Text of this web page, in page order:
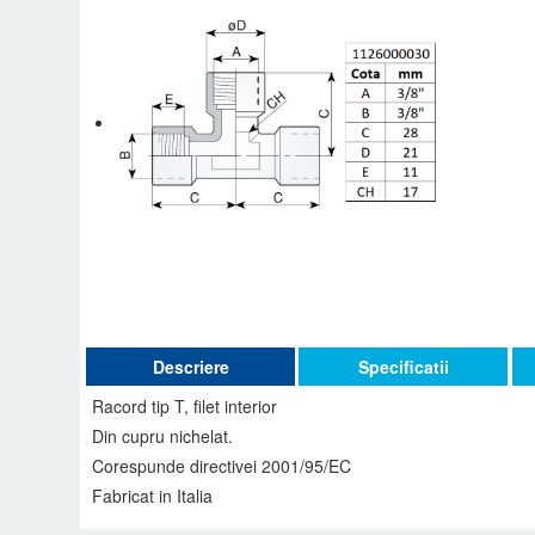
Descriere
Racord tip T, filet interior
Din cupru nichelat.
Corespunde directivei 2001/95/EC
Fabricat in Italia
Specificatii